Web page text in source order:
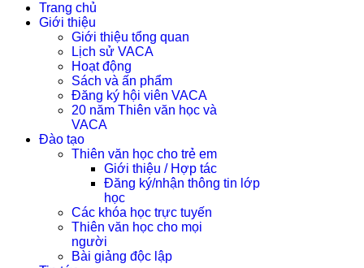
Trang chủ
Giới thiệu
Giới thiệu tổng quan
Lịch sử VACA
Hoạt động
Sách và ấn phẩm
Đăng ký hội viên VACA
20 năm Thiên văn học và
VACA
Đào tạo
Thiên văn học cho trẻ em
Giới thiệu / Hợp tác
Đăng ký/nhận thông tin lớp
học
Các khóa học trực tuyến
Thiên văn học cho mọi
người
Bài giảng độc lập